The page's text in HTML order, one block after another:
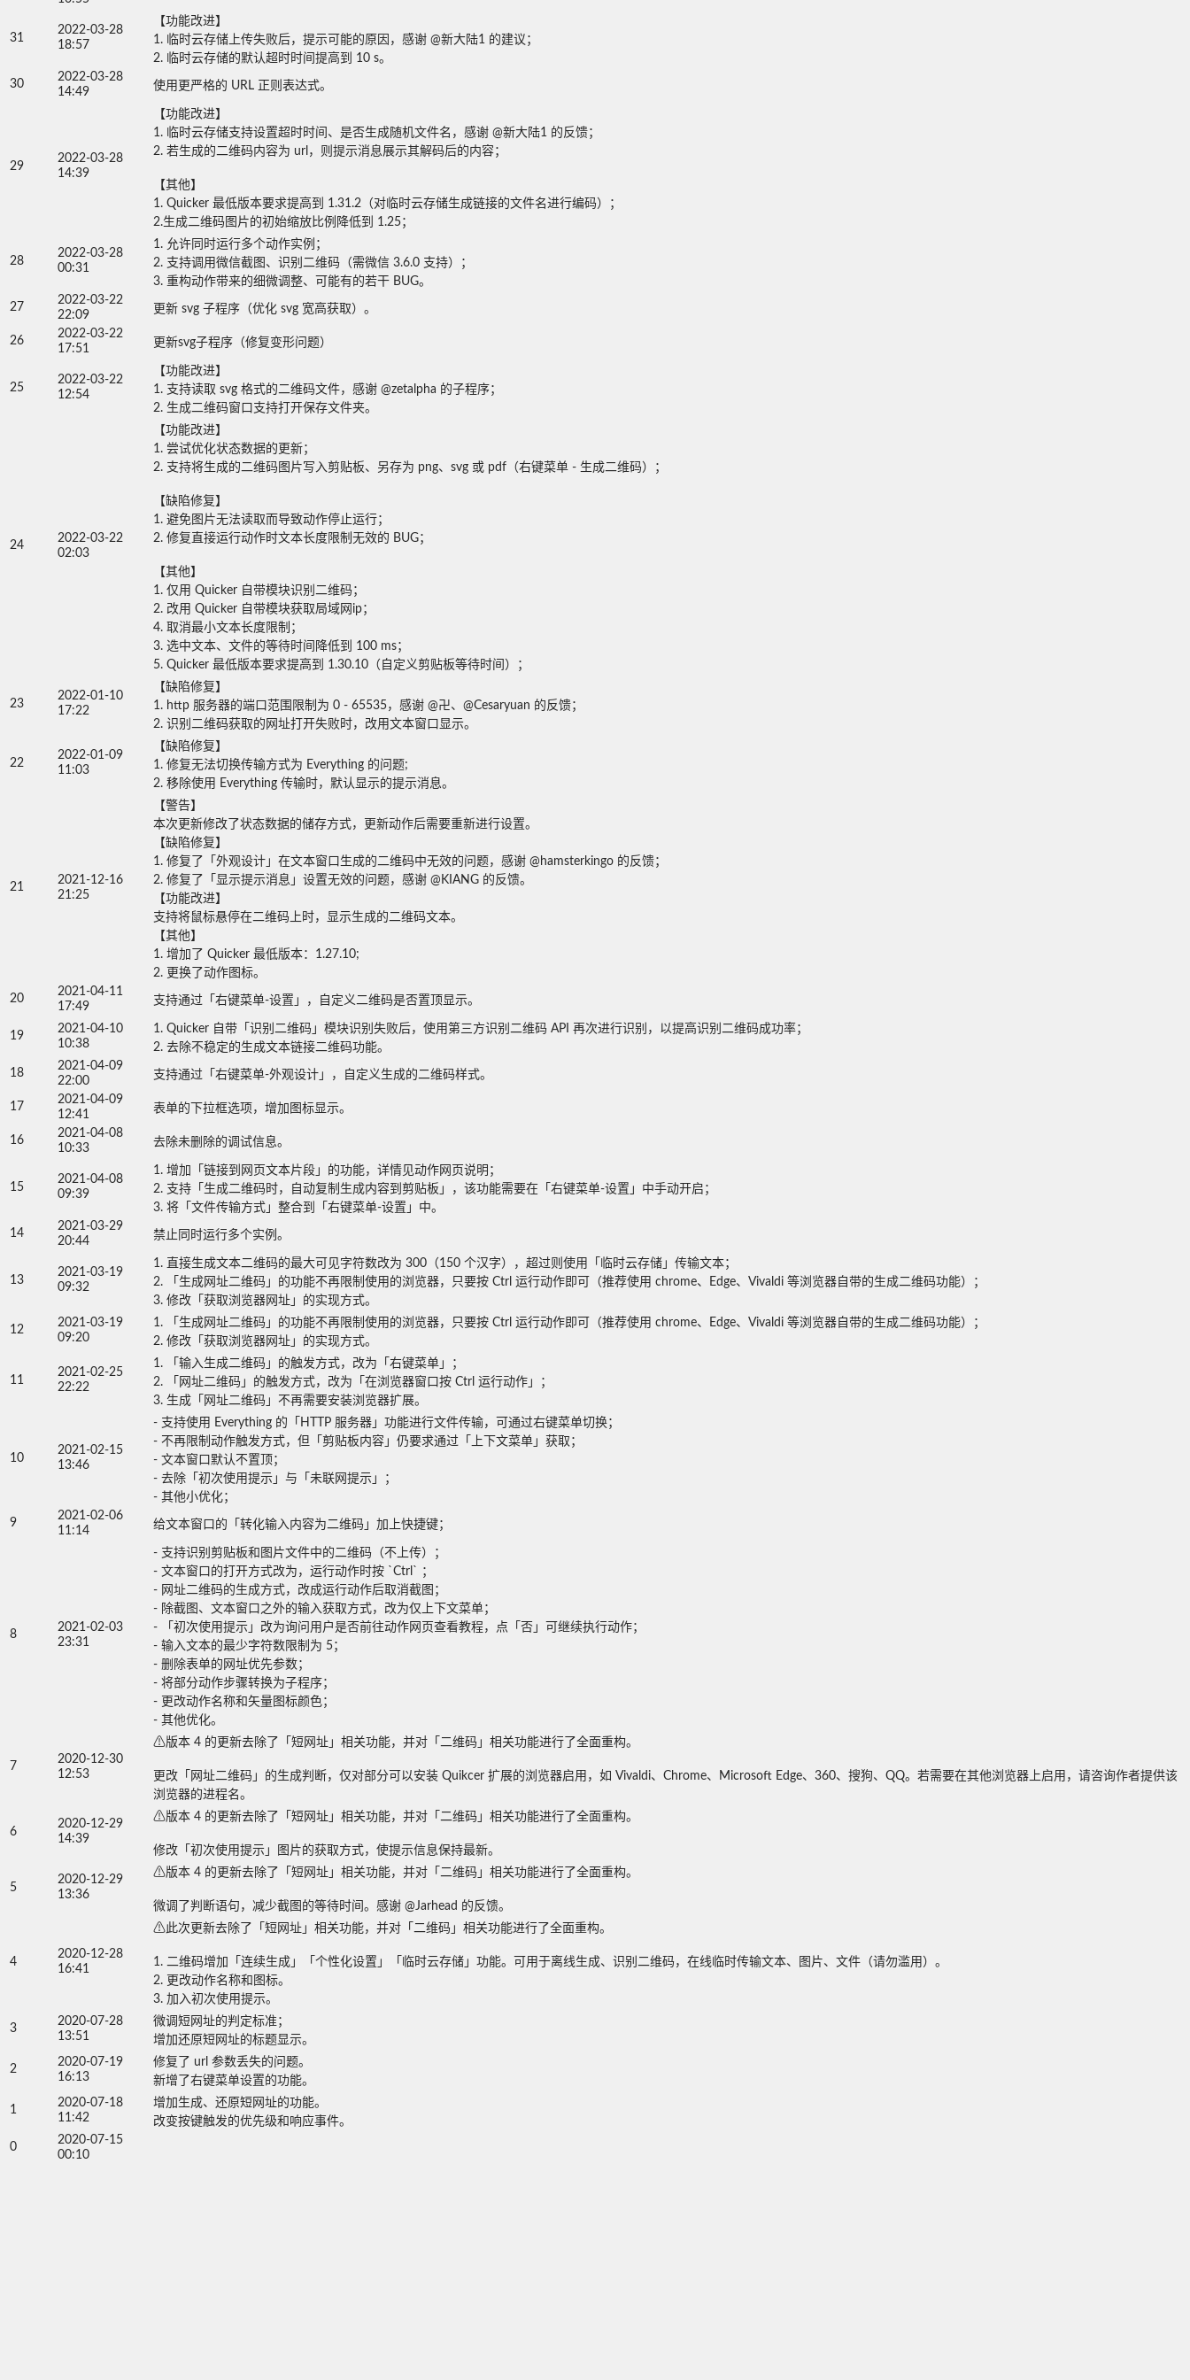
31
2022-03-28
18:57
【功能改进】
1. 临时云存储上传失败后，提示可能的原因，感谢 @新大陆1 的建议；
2. 临时云存储的默认超时时间提高到 10 s。
30
2022-03-28
14:49
使用更严格的 URL 正则表达式。
29
2022-03-28
14:39
【功能改进】
1. 临时云存储支持设置超时时间、是否生成随机文件名，感谢 @新大陆1 的反馈；
2. 若生成的二维码内容为 url，则提示消息展示其解码后的内容；
【其他】
1. Quicker 最低版本要求提高到 1.31.2（对临时云存储生成链接的文件名进行编码）；
2.生成二维码图片的初始缩放比例降低到 1.25；
28
2022-03-28
00:31
1. 允许同时运行多个动作实例；
2. 支持调用微信截图、识别二维码（需微信 3.6.0 支持）；
3. 重构动作带来的细微调整、可能有的若干 BUG。
27
2022-03-22
22:09
更新 svg 子程序（优化 svg 宽高获取）。
26
2022-03-22
17:51
更新svg子程序（修复变形问题）
25
2022-03-22
12:54
【功能改进】
1. 支持读取 svg 格式的二维码文件，感谢 @zetalpha 的子程序；
2. 生成二维码窗口支持打开保存文件夹。
24
2022-03-22
02:03
【功能改进】
1. 尝试优化状态数据的更新；
2. 支持将生成的二维码图片写入剪贴板、另存为 png、svg 或 pdf（右键菜单 - 生成二维码）；
【缺陷修复】
1. 避免图片无法读取而导致动作停止运行；
2. 修复直接运行动作时文本长度限制无效的 BUG；
【其他】
1. 仅用 Quicker 自带模块识别二维码；
2. 改用 Quicker 自带模块获取局域网ip；
4. 取消最小文本长度限制；
3. 选中文本、文件的等待时间降低到 100 ms；
5. Quicker 最低版本要求提高到 1.30.10（自定义剪贴板等待时间）；
23
2022-01-10
17:22
【缺陷修复】
1. http 服务器的端口范围限制为 0 - 65535，感谢 @卍、@Cesaryuan 的反馈；
2. 识别二维码获取的网址打开失败时，改用文本窗口显示。
22
2022-01-09
11:03
【缺陷修复】
1. 修复无法切换传输方式为 Everything 的问题;
2. 移除使用 Everything 传输时，默认显示的提示消息。
21
2021-12-16
21:25
【警告】
本次更新修改了状态数据的储存方式，更新动作后需要重新进行设置。
【缺陷修复】
1. 修复了「外观设计」在文本窗口生成的二维码中无效的问题，感谢 @hamsterkingo 的反馈；
2. 修复了「显示提示消息」设置无效的问题，感谢 @KIANG 的反馈。
【功能改进】
支持将鼠标悬停在二维码上时，显示生成的二维码文本。
【其他】
1. 增加了 Quicker 最低版本：1.27.10;
2. 更换了动作图标。
20
2021-04-11
17:49
支持通过「右键菜单-设置」，自定义二维码是否置顶显示。
19
2021-04-10
10:38
1. Quicker 自带「识别二维码」模块识别失败后，使用第三方识别二维码 API 再次进行识别，以提高识别二维码成功率；
2. 去除不稳定的生成文本链接二维码功能。
18
2021-04-09
22:00
支持通过「右键菜单-外观设计」，自定义生成的二维码样式。
17
2021-04-09
12:41
表单的下拉框选项，增加图标显示。
16
2021-04-08
10:33
去除未删除的调试信息。
15
2021-04-08
09:39
1. 增加「链接到网页文本片段」的功能，详情见动作网页说明；
2. 支持「生成二维码时，自动复制生成内容到剪贴板」，该功能需要在「右键菜单-设置」中手动开启；
3. 将「文件传输方式」整合到「右键菜单-设置」中。
14
2021-03-29
20:44
禁止同时运行多个实例。
13
2021-03-19
09:32
1. 直接生成文本二维码的最大可见字符数改为 300（150 个汉字），超过则使用「临时云存储」传输文本；
2. 「生成网址二维码」的功能不再限制使用的浏览器，只要按 Ctrl 运行动作即可（推荐使用 chrome、Edge、Vivaldi 等浏览器自带的生成二维码功能）；
3. 修改「获取浏览器网址」的实现方式。
12
2021-03-19
09:20
1. 「生成网址二维码」的功能不再限制使用的浏览器，只要按 Ctrl 运行动作即可（推荐使用 chrome、Edge、Vivaldi 等浏览器自带的生成二维码功能）；
2. 修改「获取浏览器网址」的实现方式。
11
2021-02-25
22:22
1. 「输入生成二维码」的触发方式，改为「右键菜单」；
2. 「网址二维码」的触发方式，改为「在浏览器窗口按 Ctrl 运行动作」；
3. 生成「网址二维码」不再需要安装浏览器扩展。
10
2021-02-15
13:46
- 支持使用 Everything 的「HTTP 服务器」功能进行文件传输，可通过右键菜单切换；
- 不再限制动作触发方式，但「剪贴板内容」仍要求通过「上下文菜单」获取；
- 文本窗口默认不置顶；
- 去除「初次使用提示」与「未联网提示」；
- 其他小优化；
9
2021-02-06
11:14
给文本窗口的「转化输入内容为二维码」加上快捷键；
8
2021-02-03
23:31
- 支持识别剪贴板和图片文件中的二维码（不上传）；
- 文本窗口的打开方式改为，运行动作时按 `Ctrl` ；
- 网址二维码的生成方式，改成运行动作后取消截图；
- 除截图、文本窗口之外的输入获取方式，改为仅上下文菜单；
- 「初次使用提示」改为询问用户是否前往动作网页查看教程，点「否」可继续执行动作；
- 输入文本的最少字符数限制为 5；
- 删除表单的网址优先参数；
- 将部分动作步骤转换为子程序；
- 更改动作名称和矢量图标颜色；
- 其他优化。
7
2020-12-30
12:53
⚠版本 4 的更新去除了「短网址」相关功能，并对「二维码」相关功能进行了全面重构。
更改「网址二维码」的生成判断，仅对部分可以安装 Quikcer 扩展的浏览器启用，如 Vivaldi、Chrome、Microsoft Edge、360、搜狗、QQ。若需要在其他浏览器上启用，请咨询作者提供该
浏览器的进程名。
6
2020-12-29
14:39
⚠版本 4 的更新去除了「短网址」相关功能，并对「二维码」相关功能进行了全面重构。
修改「初次使用提示」图片的获取方式，使提示信息保持最新。
5
2020-12-29
13:36
⚠版本 4 的更新去除了「短网址」相关功能，并对「二维码」相关功能进行了全面重构。
微调了判断语句，减少截图的等待时间。感谢 @Jarhead 的反馈。
4
2020-12-28
16:41
⚠此次更新去除了「短网址」相关功能，并对「二维码」相关功能进行了全面重构。
1. 二维码增加「连续生成」「个性化设置」「临时云存储」功能。可用于离线生成、识别二维码，在线临时传输文本、图片、文件（请勿滥用）。
2. 更改动作名称和图标。
3. 加入初次使用提示。
3
2020-07-28
13:51
微调短网址的判定标准；
增加还原短网址的标题显示。
2
2020-07-19
16:13
修复了 url 参数丢失的问题。
新增了右键菜单设置的功能。
1
2020-07-18
11:42
增加生成、还原短网址的功能。
改变按键触发的优先级和响应事件。
0
2020-07-15
00:10